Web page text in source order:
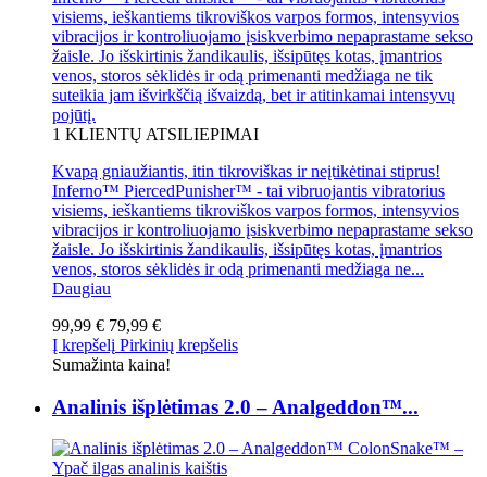
visiems, ieškantiems tikroviškos varpos formos, intensyvios
vibracijos ir kontroliuojamo įsiskverbimo nepaprastame sekso
žaisle. Jo išskirtinis žandikaulis, išsipūtęs kotas, įmantrios
venos, storos sėklidės ir odą primenanti medžiaga ne tik
suteikia jam išvirkščią išvaizdą, bet ir atitinkamai intensyvų
pojūtį.
1 KLIENTŲ ATSILIEPIMAI
Kvapą gniaužiantis, itin tikroviškas ir neįtikėtinai stiprus!
Inferno™ PiercedPunisher™ - tai vibruojantis vibratorius
visiems, ieškantiems tikroviškos varpos formos, intensyvios
vibracijos ir kontroliuojamo įsiskverbimo nepaprastame sekso
žaisle. Jo išskirtinis žandikaulis, išsipūtęs kotas, įmantrios
venos, storos sėklidės ir odą primenanti medžiaga ne...
Daugiau
99,99 € 79,99 €
Į krepšelį Pirkinių krepšelis
Sumažinta kaina!
Analinis išplėtimas 2.0 – Analgeddon™...